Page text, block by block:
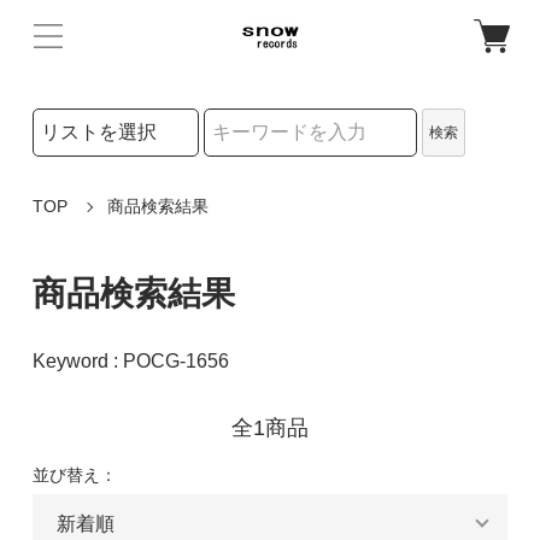
検索リストの選択
検索
TOP 商品検索結果
商品検索結果
Keyword : POCG-1656
全1商品
並び替え：